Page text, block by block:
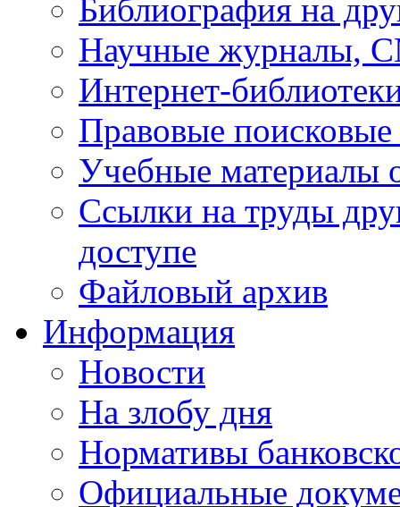
Библиография на
Научные журналы,
Интернет-
Правовые
Учебные материалы
Ссылки на труды
доступе
Файловый архив
Информация
Новости
На злобу дня
Нормативы
Официальные